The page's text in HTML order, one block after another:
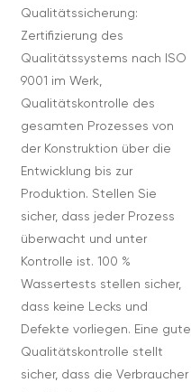
Qualitätssicherung:
Zertifizierung des
Qualitätssystems nach ISO
9001 im Werk,
Qualitätskontrolle des
gesamten Prozesses von
der Konstruktion über die
Entwicklung bis zur
Produktion. Stellen Sie
sicher, dass jeder Prozess
überwacht und unter
Kontrolle ist. 100 %
Wassertests stellen sicher,
dass keine Lecks und
Defekte vorliegen. Eine gute
Qualitätskontrolle stellt
sicher, dass die Verbraucher